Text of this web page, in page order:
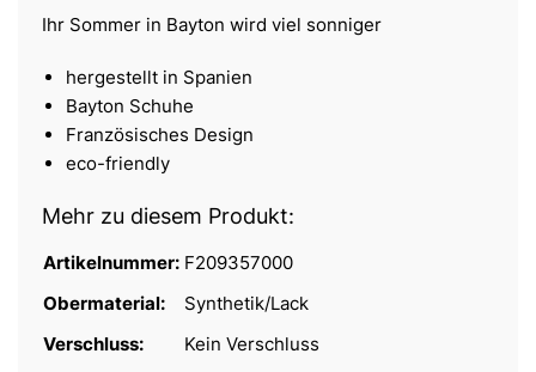
Ihr Sommer in Bayton wird viel sonniger
hergestellt in Spanien
Bayton Schuhe
Französisches Design
eco-friendly
Mehr zu diesem Produkt:
Artikelnummer: F209357000
Obermaterial:
Synthetik/Lack
Verschluss:
Kein Verschluss